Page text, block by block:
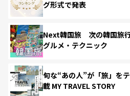
グ形式で発表
Next韓国旅 次の韓国旅
グルメ・テクニック
旬な“あの人”が「旅」を
載 MY TRAVEL STORY